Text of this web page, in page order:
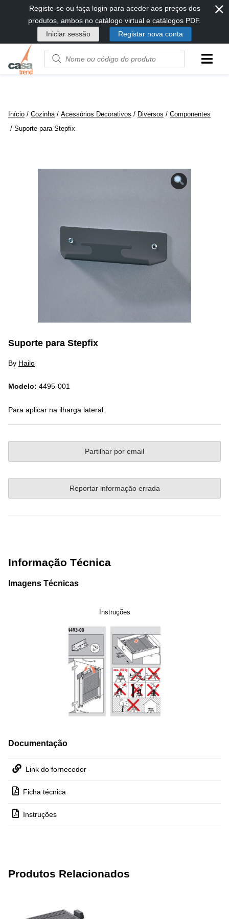
diretamente
conteúdo
Registe-se ou faça login para aceder aos preços dos
produtos, ambos no catálogo virtual e catálogos PDF.
Iniciar sessão
Registar nova conta
⨯
Product
name
Início / Cozinha / Acessórios Decorativos / Diversos / Componentes
/ Suporte para Stepfix
Suporte para Stepfix
By Hailo
Modelo: 4495-001
Para aplicar na ilharga lateral.
Partilhar por email
Reportar informação errada
Informação Técnica
Imagens Técnicas
Instruções
Documentação
Link do fornecedor
Ficha técnica
Instruções
Produtos Relacionados